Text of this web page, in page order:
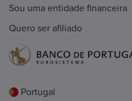
Sou uma entidade financeira
Quero ser afiliado
Portugal